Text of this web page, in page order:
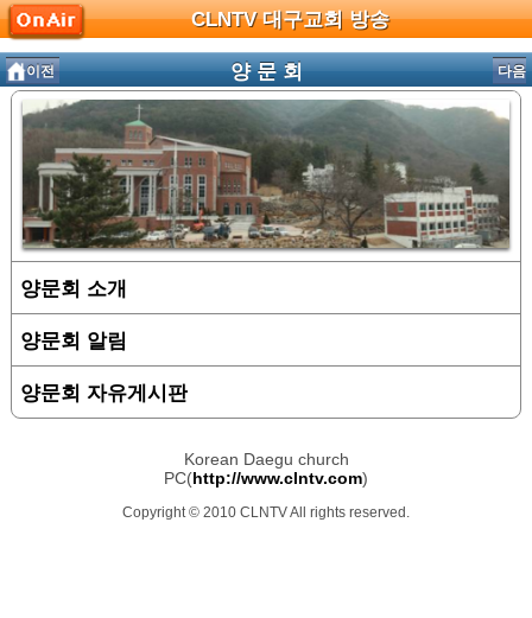
CLNTV 대구교회 방송
이전 양 문 회 다음
양문회 소개
양문회 알림
양문회 자유게시판
Korean Daegu church
PC(http://www.clntv.com)
Copyright © 2010 CLNTV All rights reserved.